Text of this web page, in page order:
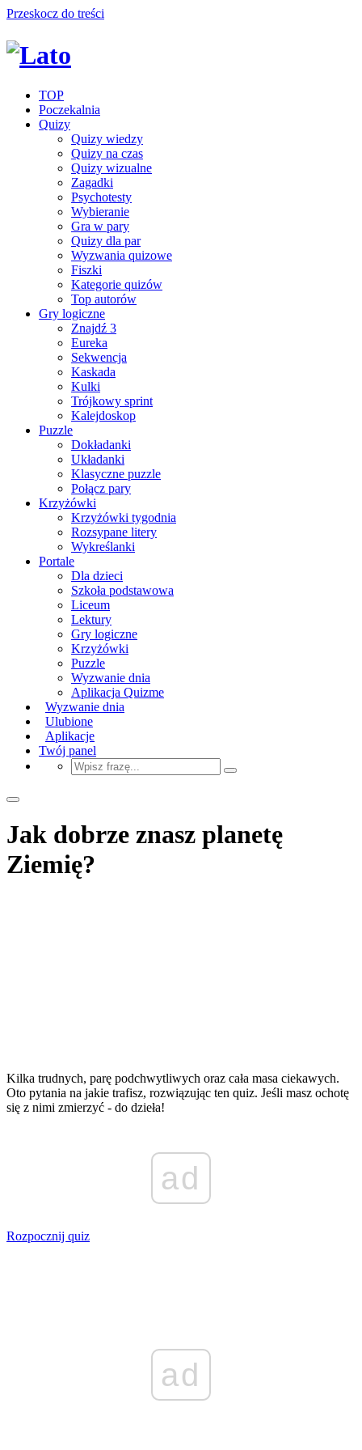
Przeskocz do treści
TOP
Poczekalnia
Quizy
Quizy wiedzy
Quizy na czas
Quizy wizualne
Zagadki
Psychotesty
Wybieranie
Gra w pary
Quizy dla par
Wyzwania quizowe
Fiszki
Kategorie quizów
Top autorów
Gry logiczne
Znajdź 3
Eureka
Sekwencja
Kaskada
Kulki
Trójkowy sprint
Kalejdoskop
Puzzle
Dokładanki
Układanki
Klasyczne puzzle
Połącz pary
Krzyżówki
Krzyżówki tygodnia
Rozsypane litery
Wykreślanki
Portale
Dla dzieci
Szkoła podstawowa
Liceum
Lektury
Gry logiczne
Krzyżówki
Puzzle
Wyzwanie dnia
Aplikacja Quizme
Wyzwanie dnia
Ulubione
Aplikacje
Twój panel
Jak dobrze znasz planetę
Ziemię?
Kilka trudnych, parę podchwytliwych oraz cała masa ciekawych.
Oto pytania na jakie trafisz, rozwiązując ten quiz. Jeśli masz ochotę
się z nimi zmierzyć - do dzieła!
ad
Rozpocznij quiz
ad